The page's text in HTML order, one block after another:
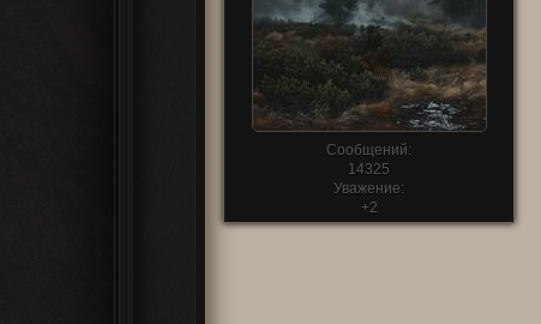
Сообщений:
14325
Уважение:
+2